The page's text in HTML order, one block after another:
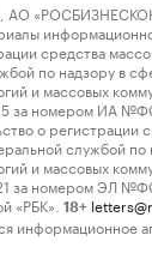
средства
по надзору в
и массовых
за номером ИА
о регистрации
службой по
и массовых
за номером ЭЛ
«РБК».
18+
информационное